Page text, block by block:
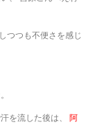
つつも不便さを感じ
を流した後は、 阿